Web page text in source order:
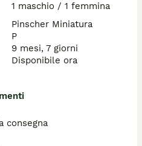
1 maschio / 1 femmina
Pinscher Miniatura
P
9 mesi, 7 giorni
Disponibile ora
consegna